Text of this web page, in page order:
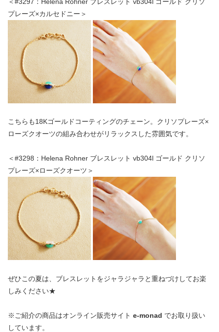
プレーズ×カルセドニー＞
こちらも18Kゴールドコーティングのチェーン。クリソプレーズ×
ローズクオーツの組み合わせがリラックスした雰囲気です。
＜#3298：Helena Rohner ブレスレット vb304l ゴールド クリソ
プレーズ×ローズクオーツ＞
ぜひこの夏は、ブレスレットをジャラジャラと重ねづけしてお楽
しみください★
※ご紹介の商品はオンライン販売サイト e-monad でお取り扱い
しています。